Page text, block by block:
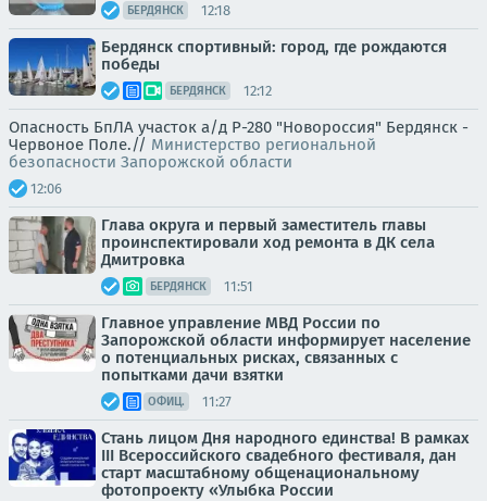
БЕРДЯНСК 12:18
Бердянск спортивный: город, где рождаются
победы
БЕРДЯНСК 12:12
Опасность БпЛА участок а/д Р-280 "Новороссия" Бердянск -
Червоное Поле.// Министерство региональной
безопасности Запорожской области
12:06
Глава округа и первый заместитель главы
проинспектировали ход ремонта в ДК села
Дмитровка
БЕРДЯНСК 11:51
Главное управление МВД России по
Запорожской области информирует население
о потенциальных рисках, связанных с
попытками дачи взятки
ОФИЦ. 11:27
Стань лицом Дня народного единства! В рамках
III Всероссийского свадебного фестиваля, дан
старт масштабному общенациональному
фотопроекту «Улыбка России